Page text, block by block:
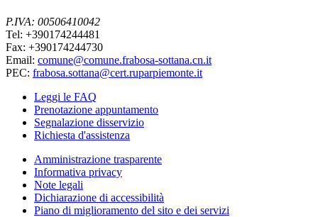
P.IVA: 00506410042
Tel: +390174244481
Fax: +390174244730
Email: comune@comune.frabosa-sottana.cn.it
PEC: frabosa.sottana@cert.ruparpiemonte.it
Leggi le FAQ
Prenotazione appuntamento
Segnalazione disservizio
Richiesta d'assistenza
Amministrazione trasparente
Informativa privacy
Note legali
Dichiarazione di accessibilità
Piano di miglioramento del sito e dei servizi